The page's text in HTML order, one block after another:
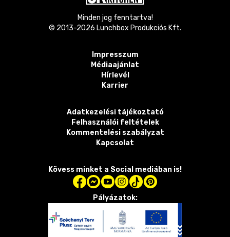
Minden jog fenntartva!
© 2013-2026 Lunchbox Produkciós Kft.
Impresszum
Médiaajánlat
Hírlevél
Karrier
Adatkezelési tájékoztató
Felhasználói feltételek
Kommentelési szabályzat
Kapcsolat
Kövess minket a Social mediában is!
Pályázatok: